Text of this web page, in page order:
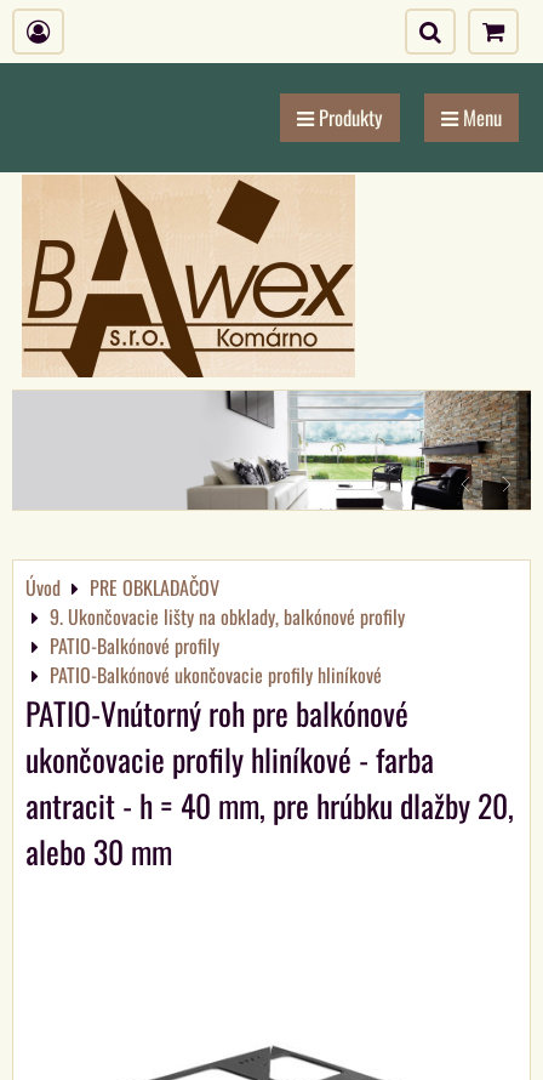
Produkty Menu
Úvod
PRE OBKLADAČOV
9. Ukončovacie lišty na obklady, balkónové profily
PATIO-Balkónové profily
PATIO-Balkónové ukončovacie profily hliníkové
PATIO-Vnútorný roh pre balkónové
ukončovacie profily hliníkové - farba
antracit - h = 40 mm, pre hrúbku dlažby 20,
alebo 30 mm